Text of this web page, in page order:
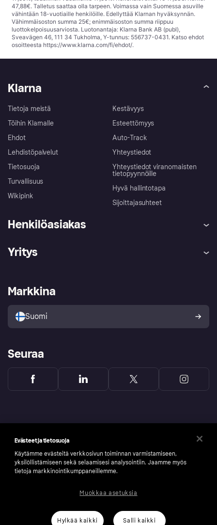
47,88€. Talletus saattaa olla tarpeen. Voimassa vain Suomessa asuville
vähintään 18-vuotiaille henkilöille. Edellyttää Klarnan hyväksynnän.
Vähimmäisoston summa 25€; enimmäisoston summa riippuu
luottokelpoisuusarviosta. Luotonantaja: Klarna Bank AB (publ),
Sveavägen 46, 111 34 Tukholma, Y-tunnus: 556737-0431. Katso ehdot
osoitteesta https://www.klarna.com/fi/ehdot/.
Klarna
Tietoja meistä
Töihin Klarnalle
Ehdot
Lehdistöpalvelut
Tietosuoja
Turvallisuus
Wikipink
Kestävyys
Esteettömyys
Auto-Track
Yhteystiedot
Yhteystiedot viranomaisten
tietopyynnöille
Hyvä hallintotapa
Sijoittajasuhteet
Henkilöasiakas
Kirjaudu sisään
Tutustu kauppoihin
Ostajan turva
Yritys
Kirjaudu sisään yrityksenä
Markkina
Suomi
Seuraa
number: 556737-0431
Evästeet ja tietosuoja
Käytämme evästeitä verkkosivun toiminnan varmistamiseen,
yksilöllistämiseen sekä selaamisesi analysointiin. Jaamme myös
tietoja markkinointikumppaneillemme.
Hylkää kaikki Salli kaikki
Muokkaa asetuksia